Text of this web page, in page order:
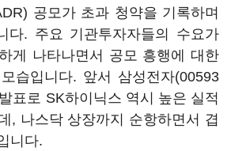
공모가 초과 청약을 기록하며
다. 주요 기관투자자들의 수요가
게 나타나면서 공모 흥행에 대한
습입니다. 앞서 삼성전자(00593
표로 SK하이닉스 역시 높은 실적
, 나스닥 상장까지 순항하면서 겹
니다.